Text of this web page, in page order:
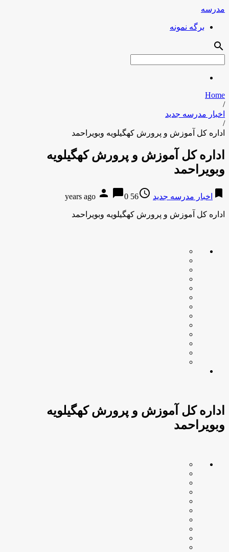
مدرسه
برگه نمونه
search
Home
/
اخبار مدرسه جدید
/
اداره کل آموزش و پرورش کهگیلویه وبویراحمد
اداره کل آموزش و پرورش کهگیلویه
وبویراحمد
bookmark اخبار مدرسه جدید access_time
56 years ago
person chat_bubble0
اداره کل آموزش و پرورش کهگیلویه وبویراحمد
اداره کل آموزش و پرورش کهگیلویه
وبویراحمد